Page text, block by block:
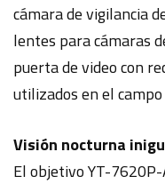
cámara de vigilancia
lentes para cámaras
puerta de video con
utilizados en el
Visión nocturna
El objetivo YT-